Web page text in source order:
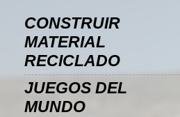
CONSTRUIR
MATERIAL
RECICLADO
JUEGOS DEL
MUNDO